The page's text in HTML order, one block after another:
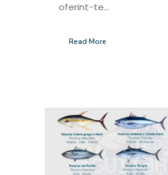
oferint-te...
Read More